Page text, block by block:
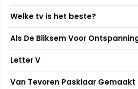
Welke tv is het beste?
Als De Bliksem Voor
Letter V
Van Tevoren Pasklaar Gemaakt